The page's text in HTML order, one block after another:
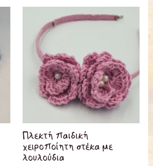
Πλεκτή παιδική
χειροποίητη στέκα με
λουλούδια